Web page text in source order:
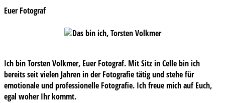
Euer Fotograf
Ich bin Torsten Volkmer, Euer Fotograf. Mit Sitz in Celle bin ich
bereits seit vielen Jahren in der Fotografie tätig und stehe für
emotionale und professionelle Fotografie. Ich freue mich auf Euch,
egal woher Ihr kommt.